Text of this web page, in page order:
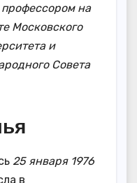
на
Московского
и
Совета
25 января 1976
в